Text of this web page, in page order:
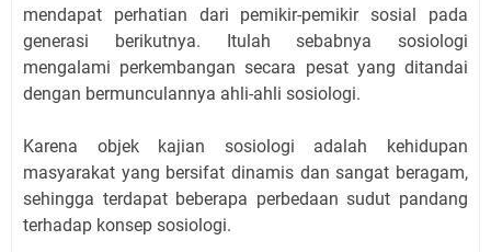
mendapat perhatian dari pemikir-pemikir sosial pada
generasi berikutnya. Itulah sebabnya sosiologi
mengalami perkembangan secara pesat yang ditandai
dengan bermunculannya ahli-ahli sosiologi.
Karena objek kajian sosiologi adalah kehidupan
masyarakat yang bersifat dinamis dan sangat beragam,
sehingga terdapat beberapa perbedaan sudut pandang
terhadap konsep sosiologi.